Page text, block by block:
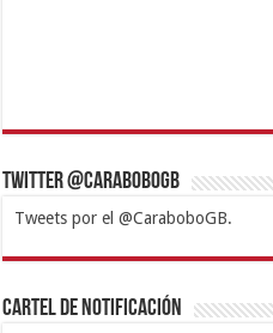
Twitter @CaraboboGB
Tweets por el @CaraboboGB.
1xbetBetturkeyBetistKralbet
https://mvbcasino.com/
Cartel de Notificación